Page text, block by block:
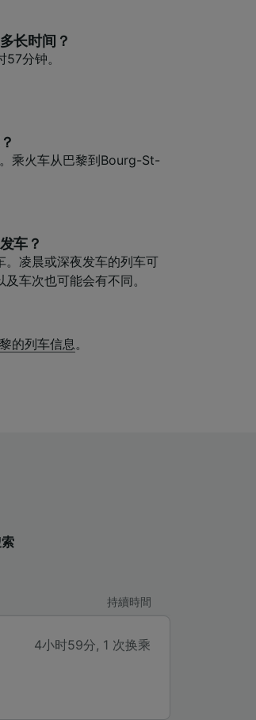
长时间？
分钟。
乘火车从巴黎到Bourg-St-
车？
凌晨或深夜发车的列车可
车次也可能会有不同。
的列车信息。
持續時間
4小时59分, 1 次换乘